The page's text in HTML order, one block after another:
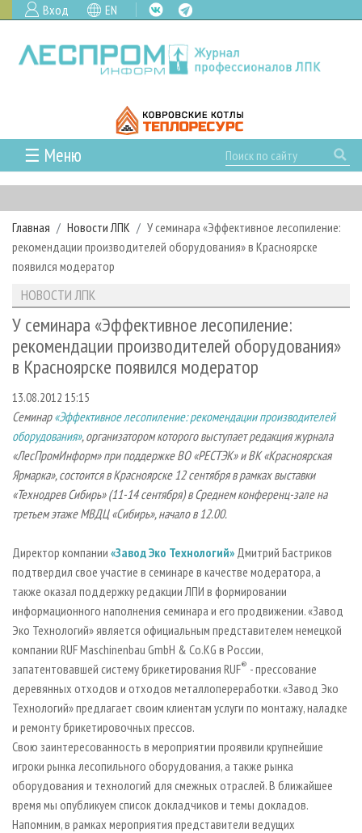
Вход EN
☰ Меню
ГЛАВНАЯ
РУБРИКИ И ТЕМЫ
РУБРИКИ ЖУРНАЛА
ЛЕСНОЕ ХОЗЯЙСТВО
ЛЕСОЗАГОТОВКА
ЛЕСОПИЛЕНИЕ
ДЕРЕВООБРАБОТКА
СУШКА ДРЕВЕСИНЫ
ПРОИЗВОДСТВО ДРЕВЕСНЫХ ПЛИТ
ДЕРЕВЯННОЕ ДОМОСТРОЕНИЕ
ПРОИЗВОДСТВО МЕБЕЛИ
БИОЭНЕРГЕТИКА
ЦБП
НОВОСТИ
КАЛЕНДАРЬ СОБЫТИЙ
НОВОСТИ ЛПК
НОВОСТИ ЖУРНАЛА
НОВОСТИ КОМПАНИЙ
ПРОЕКТЫ ЛПИ
АНАЛИТИКА
ПРЕДПРИЯТИЯ ЛПК
ЛЕСНЫЕ РЕГИОНЫ РОССИИ
ПЕРСОНЫ
МОБИЛЬНЫЕ ВЫСТАВКИ
ОФИЦИАЛЬНЫЕ ДЕЛЕГАЦИИ
ПРИОРИТЕТНЫЕ ИНВЕСТПРОЕКТЫ
RUSSIAN FORESTRY REVIEW
ГАЗЕТА ЛЕСПРОМФОРУМ
АРХИВ
АРХИВ ЖУРНАЛОВ
СТАТЬИ
О ЖУРНАЛЕ
ПОДПИСКА
КОНТАКТЫ
РЕКЛАМОДАТЕЛЯМ
РЕКЛАМА
РЕКЛАМА НА САЙТЕ
Главная Новости ЛПК
У семинара «Эффективное лесопиление:
рекомендации производителей оборудования» в Красноярске
появился модератор
НОВОСТИ ЛПК
У семинара «Эффективное лесопиление:
рекомендации производителей оборудования»
в Красноярске появился модератор
13.08.2012 15:15
Семинар«Эффективное лесопиление: рекомендации производителей
оборудования», организатором которого выступает редакция журнала
«ЛесПромИнформ» при поддержке ВО «РЕСТЭК» и ВК «Красноярская
Ярмарка», состоится в Красноярске 12 сентября в рамках выставки
«Технодрев Сибирь» (11-14 сентября) в Среднем конференц-зале на
третьем этаже МВДЦ «Сибирь», начало в 12.00.
Директор компании «Завод Эко Технологий» Дмитрий Бастриков
подтвердил свое участие в семинаре в качестве модератора, а
также оказал поддержку редакции ЛПИ в формировании
информационного наполнения семинара и его продвижении. «Завод
Эко Технологий» является официальным представителем немецкой
компании RUF Maschinenbau GmbH & Co.KG в России,
запатентовавшей систему брикетирования RUF® - прессование
деревянных отходов и отходов металлопереработки. «Завод Эко
Технологий» предлагает своим клиентам услуги по монтажу, наладке
и ремонту брикетировочных прессов.
Свою заинтересованность в мероприятии проявили крупнейшие
игроки рынка лесопильного оборудования, а также рынка
оборудования и технологий для смежных отраслей. В ближайшее
время мы опубликуем список докладчиков и темы докладов.
Напомним, в рамках мероприятия представители ведущих